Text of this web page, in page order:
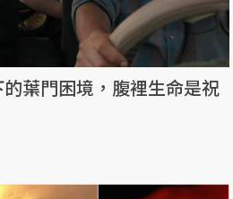
的葉門困境，腹裡生命是祝